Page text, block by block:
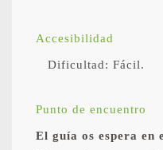
Accesibilidad
Dificultad: Fácil.
Punto de encuentro
El guía os espera en